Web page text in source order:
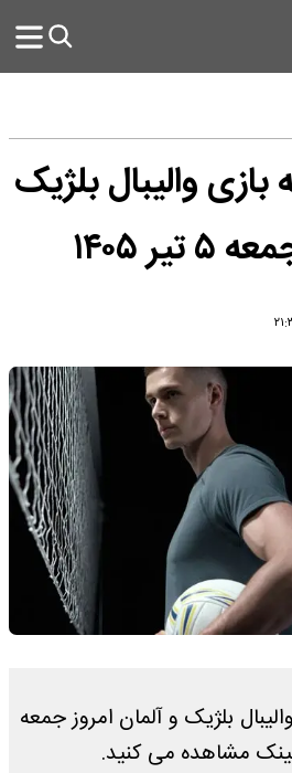
والیبال بلژیک
۱۴۰۵
بلژیک و آلمان امروز جمعه